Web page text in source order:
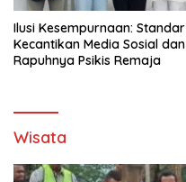
Ilusi Kesempurnaan: Standar
Kecantikan Media Sosial dan
Rapuhnya Psikis Remaja
Wisata